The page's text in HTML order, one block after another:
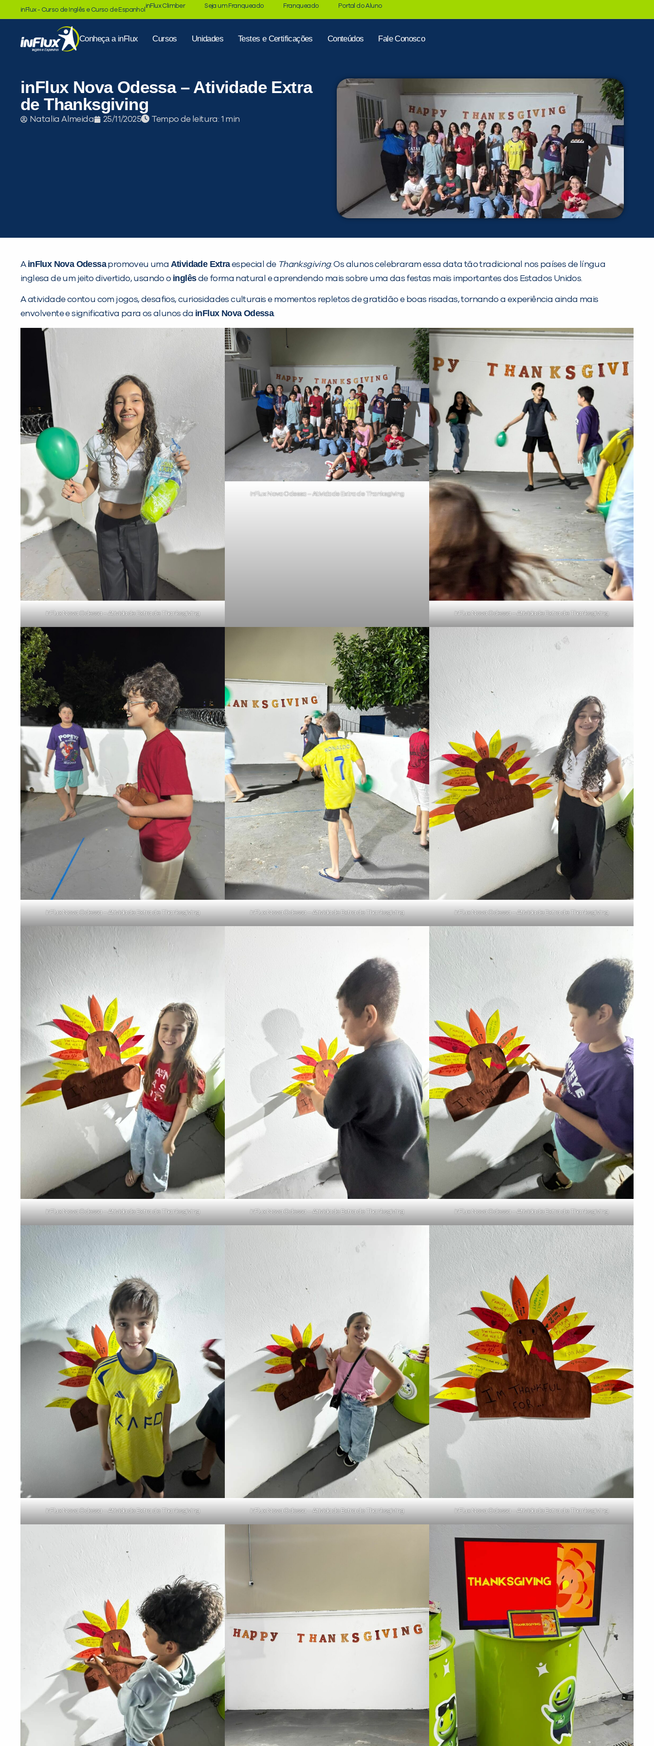
inFlux - Curso de Inglês e Curso de Espanhol
inFlux Climber Seja um Franqueado Franqueado Portal do Aluno
Conheça a inFlux Cursos Unidades Testes e Certificações Conteúdos Fale Conosco
inFlux Nova Odessa – Atividade Extra
de Thanksgiving
Natalia Almeida 25/11/2025 Tempo de leitura:
A inFlux Nova Odessapromoveu uma Atividade Extraespecial de Thanksgiving. Os alunos celebraram essa data tão tradicional nos países de língua
inglesa de um jeito divertido, usando o inglêsde forma natural e aprendendo mais sobre uma das festas mais importantes dos Estados Unidos.
A atividade contou com jogos, desafios, curiosidades culturais e momentos repletos de gratidão e boas risadas, tornando a experiência ainda mais
envolvente e significativa para os alunos da inFlux Nova Odessa.
inFlux Nova Odessa – Atividade Extra de Thanksgiving
inFlux Nova Odessa – Atividade Extra de Thanksgiving
inFlux Nova Odessa – Atividade Extra de Thanksgiving
inFlux Nova Odessa – Atividade Extra de Thanksgiving inFlux Nova Odessa – Atividade Extra de Thanksgiving inFlux Nova Odessa – Atividade Extra de Thanksgiving
inFlux Nova Odessa – Atividade Extra de Thanksgiving inFlux Nova Odessa – Atividade Extra de Thanksgiving inFlux Nova Odessa – Atividade Extra de Thanksgiving
inFlux Nova Odessa – Atividade Extra de Thanksgiving inFlux Nova Odessa – Atividade Extra de Thanksgiving inFlux Nova Odessa – Atividade Extra de Thanksgiving
PEÇA UMA DEMONSTRAÇÃO DE MÉTODO